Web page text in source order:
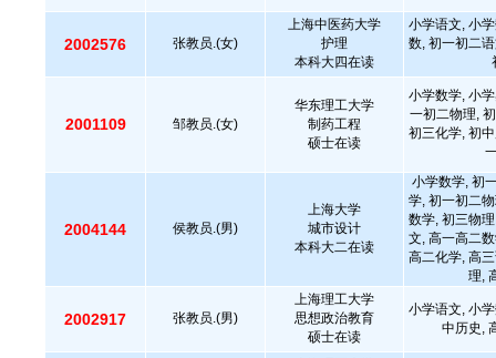
2002576 张教员.(女)
上海中医药大学
护理
本科大四在读
小学语文, 小
数, 初一初二
2001109 邹教员.(女)
华东理工大学
制药工程
硕士在读
小学数学, 小
一初二物理,
初三化学, 初
2004144 侯教员.(男)
上海大学
城市设计
本科大二在读
小学数学, 初
学, 初一初二
数学, 初三物
文, 高一高二
高二化学, 高
理,
2002917 张教员.(男)
上海理工大学
思想政治教育
硕士在读
小学语文, 小
中历史,